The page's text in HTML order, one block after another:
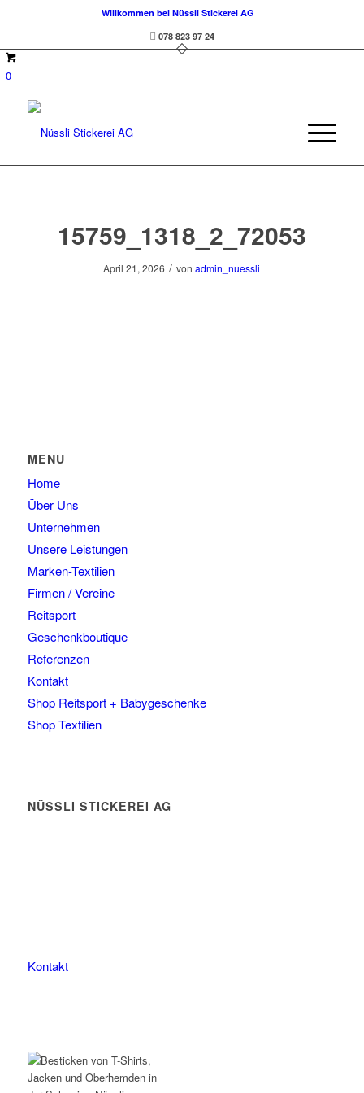
Willkommen bei Nüssli Stickerei AG
078 823 97 24
0
15759_1318_2_72053
April 21, 2026 / vonadmin_nuessli
MENU
Home
Über Uns
Unternehmen
Unsere Leistungen
Marken-Textilien
Firmen / Vereine
Reitsport
Geschenkboutique
Referenzen
Kontakt
Shop Reitsport + Babygeschenke
Shop Textilien
NÜSSLI STICKEREI AG
Kontakt